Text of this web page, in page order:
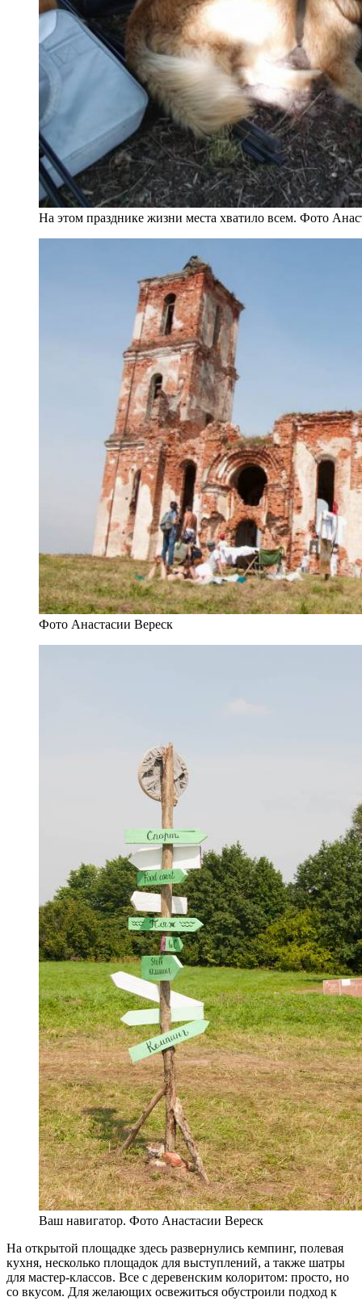
На этом празднике жизни места хватило всем. Фото
Фото Анастасии Вереск
Ваш навигатор. Фото Анастасии Вереск
На открытой площадке здесь развернулись кемпинг, полевая
кухня, несколько площадок для выступлений, а также шатры
для мастер-классов. Все с деревенским колоритом: просто, но
со вкусом. Для желающих освежиться обустроили подход к